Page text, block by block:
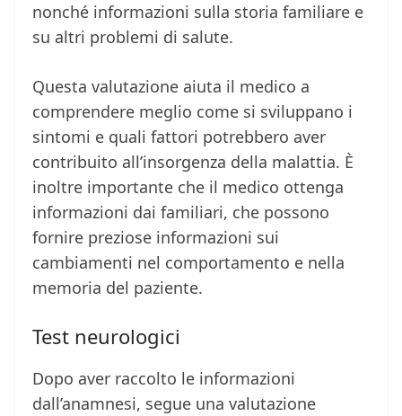
nonché informazioni sulla storia familiare e
su altri problemi di salute.
Questa valutazione aiuta il medico a
comprendere meglio come si sviluppano i
sintomi e quali fattori potrebbero aver
contribuito all’insorgenza della malattia. È
inoltre importante che il medico ottenga
informazioni dai familiari, che possono
fornire preziose informazioni sui
cambiamenti nel comportamento e nella
memoria del paziente.
Test neurologici
Dopo aver raccolto le informazioni
dall’anamnesi, segue una valutazione